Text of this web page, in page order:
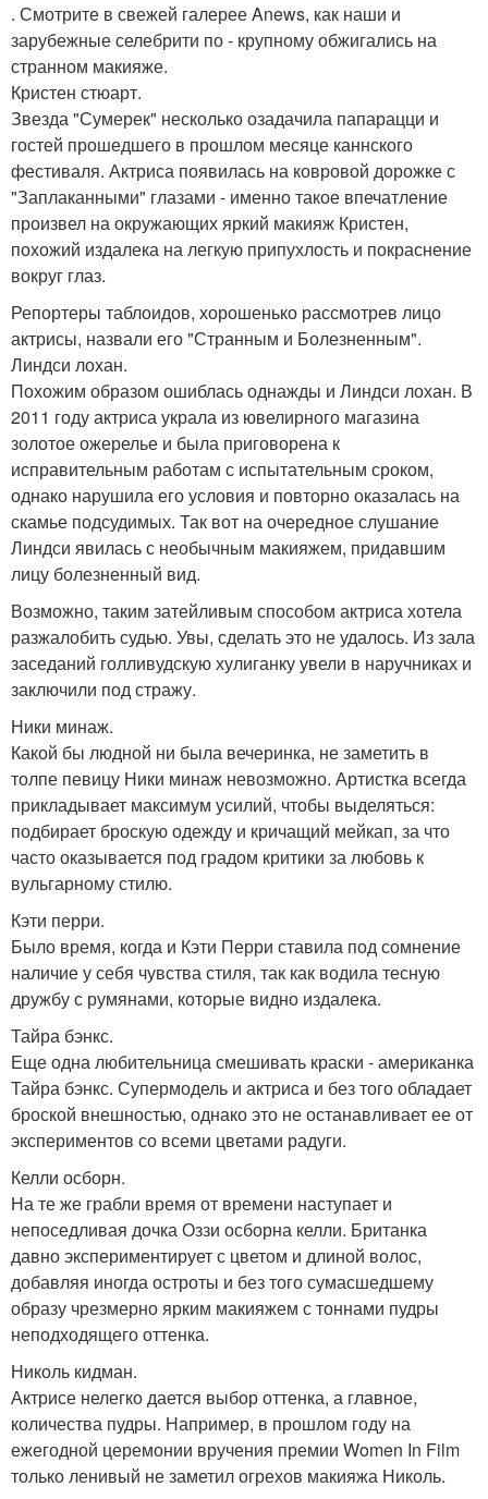
. Смотрите в свежей галерее Anews, как наши и
зарубежные селебрити по - крупному обжигались на
странном макияже.
Кристен стюарт.
Звезда "Сумерек" несколько озадачила папарацци и
гостей прошедшего в прошлом месяце каннского
фестиваля. Актриса появилась на ковровой дорожке с
"Заплаканными" глазами - именно такое впечатление
произвел на окружающих яркий макияж Кристен,
похожий издалека на легкую припухлость и покраснение
вокруг глаз.
Репортеры таблоидов, хорошенько рассмотрев лицо
актрисы, назвали его "Странным и Болезненным".
Линдси лохан.
Похожим образом ошиблась однажды и Линдси лохан. В
2011 году актриса украла из ювелирного магазина
золотое ожерелье и была приговорена к
исправительным работам с испытательным сроком,
однако нарушила его условия и повторно оказалась на
скамье подсудимых. Так вот на очередное слушание
Линдси явилась с необычным макияжем, придавшим
лицу болезненный вид.
Возможно, таким затейливым способом актриса хотела
разжалобить судью. Увы, сделать это не удалось. Из зала
заседаний голливудскую хулиганку увели в наручниках и
заключили под стражу.
Ники минаж.
Какой бы людной ни была вечеринка, не заметить в
толпе певицу Ники минаж невозможно. Артистка всегда
прикладывает максимум усилий, чтобы выделяться:
подбирает броскую одежду и кричащий мейкап, за что
часто оказывается под градом критики за любовь к
вульгарному стилю.
Кэти перри.
Было время, когда и Кэти Перри ставила под сомнение
наличие у себя чувства стиля, так как водила тесную
дружбу с румянами, которые видно издалека.
Тайра бэнкс.
Еще одна любительница смешивать краски - американка
Тайра бэнкс. Супермодель и актриса и без того обладает
броской внешностью, однако это не останавливает ее от
экспериментов со всеми цветами радуги.
Келли осборн.
На те же грабли время от времени наступает и
непоседливая дочка Оззи осборна келли. Британка
давно экспериментирует с цветом и длиной волос,
добавляя иногда остроты и без того сумасшедшему
образу чрезмерно ярким макияжем с тоннами пудры
неподходящего оттенка.
Николь кидман.
Актрисе нелегко дается выбор оттенка, а главное,
количества пудры. Например, в прошлом году на
ежегодной церемонии вручения премии Women In Film
только ленивый не заметил огрехов макияжа Николь.